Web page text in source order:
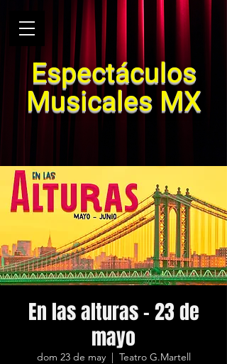
Espectáculos
Musicales MX
En las alturas - 23 de
mayo
dom 23 de may
  |
Teatro G.Martell